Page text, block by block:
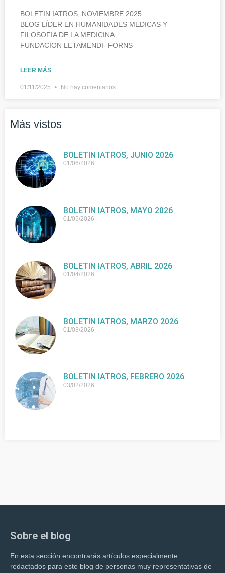
BOLETIN IATROS, NOVIEMBRE 2025
BLOG LÍDER EN HUMANIDADES MEDICAS Y
FILOSOFIA DE LA MEDICINA.
FUNDACION LETAMENDI- FORNS
LEER MÁS
01/11/2025 No hay comentarios
Más vistos
BOLETIN IATROS, JUNIO 2026
01/06/2026
BOLETIN IATROS, MAYO 2026
01/05/2026
BOLETIN IATROS, ABRIL 2026
01/04/2026
BOLETIN IATROS, MARZO 2026
01/03/2026
BOLETIN IATROS, FEBRERO 2026
03/02/2026
Sobre el blog
En esta sección encontrarás artículos especialmente
redactados para este blog de personas muy representativas de